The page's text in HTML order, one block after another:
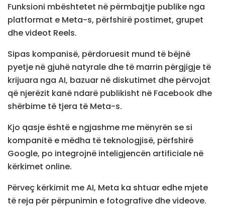
Funksioni mbështetet në përmbajtje publike nga
platformat e Meta-s, përfshirë postimet, grupet
dhe videot Reels.
Sipas kompanisë, përdoruesit mund të bëjnë
pyetje në gjuhë natyrale dhe të marrin përgjigje të
krijuara nga AI, bazuar në diskutimet dhe përvojat
që njerëzit kanë ndarë publikisht në Facebook dhe
shërbime të tjera të Meta-s.
Kjo qasje është e ngjashme me mënyrën se si
kompanitë e mëdha të teknologjisë, përfshirë
Google, po integrojnë inteligjencën artificiale në
kërkimet online.
Përveç kërkimit me AI, Meta ka shtuar edhe mjete
të reja për përpunimin e fotografive dhe videove.